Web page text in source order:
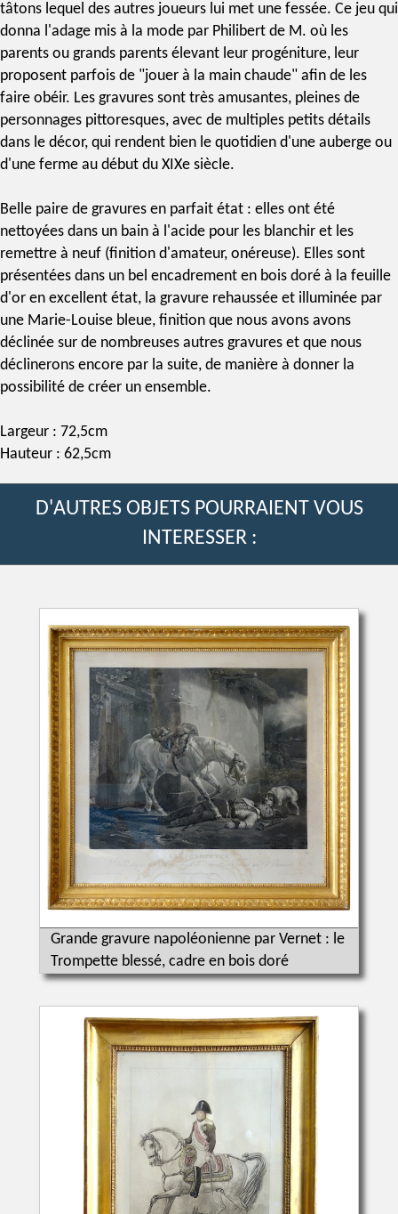
tâtons lequel des autres joueurs lui met une fessée. Ce jeu qui
donna l'adage mis à la mode par Philibert de M. où les
parents ou grands parents élevant leur progéniture, leur
proposent parfois de "jouer à la main chaude" afin de les
faire obéir. Les gravures sont très amusantes, pleines de
personnages pittoresques, avec de multiples petits détails
dans le décor, qui rendent bien le quotidien d'une auberge ou
d'une ferme au début du XIXe siècle.
Belle paire de gravures en parfait état : elles ont été
nettoyées dans un bain à l'acide pour les blanchir et les
remettre à neuf (finition d'amateur, onéreuse). Elles sont
présentées dans un bel encadrement en bois doré à la feuille
d'or en excellent état, la gravure rehaussée et illuminée par
une Marie-Louise bleue, finition que nous avons avons
déclinée sur de nombreuses autres gravures et que nous
déclinerons encore par la suite, de manière à donner la
possibilité de créer un ensemble.
Largeur : 72,5cm
Hauteur : 62,5cm
D'AUTRES OBJETS POURRAIENT VOUS
INTERESSER :
Grande gravure napoléonienne par Vernet : le
Trompette blessé, cadre en bois doré